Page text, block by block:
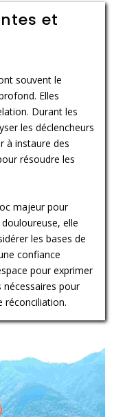
et
souvent le
Elles
Durant les
les déclencheurs
à instaure des
résoudre les
majeur pour
elle
les bases de
confiance
pour exprimer
pour
réconciliation.